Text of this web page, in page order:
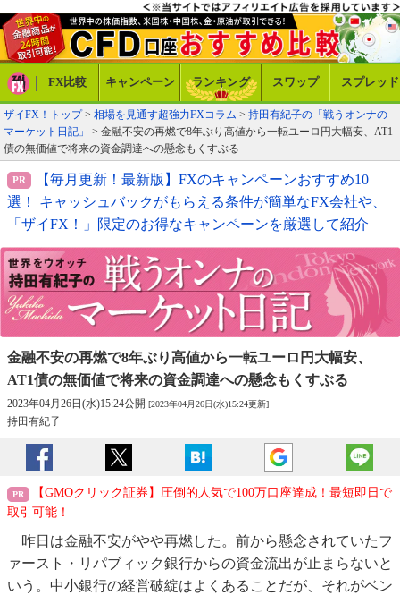
FX比較 キャンペーン ランキング スワップ スプレッド
ザイFX！トップ> 相場を見通す超強力FXコラム > 持田有紀子の「戦うオンナの
マーケット日記」
> 金融不安の再燃で8年ぶり高値から一転ユーロ円大幅安、AT1
債の無価値で将来の資金調達への懸念もくすぶる
【毎月更新！最新版】FXのキャンペーンおすすめ10
選！ キャッシュバックがもらえる条件が簡単なFX会社や、
「ザイFX！」限定のお得なキャンペーンを厳選して紹介
金融不安の再燃で8年ぶり高値から一転ユーロ円大幅安、
AT1債の無価値で将来の資金調達への懸念もくすぶる
2023年04月26日(水)15:24公開 [2023年04月26日(水)15:24更新]
持田有紀子
【GMOクリック証券】圧倒的人気で100万口座達成！最短即日で
取引可能！
昨日は金融不安がやや再燃した。前から懸念されていたフ
ァースト・リパブィック銀行からの資金流出が止まらないと
いう。中小銀行の経営破綻はよくあることだが、それがベン